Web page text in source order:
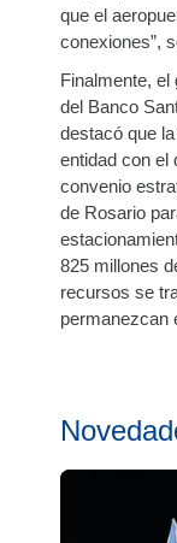
que el
conexiones”,
Finalmente,
del Banco
destacó que
entidad con el
convenio
de Rosario
825 millones
recursos se
permanezcan